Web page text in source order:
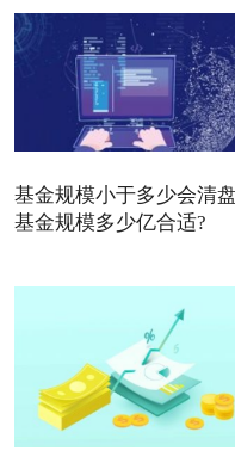
基金规模小于多少会清
基金规模多少亿合适?